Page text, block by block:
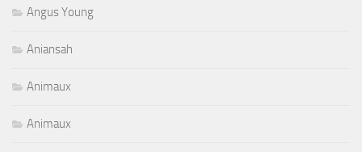
Angus Young
Aniansah
Animaux
Animaux